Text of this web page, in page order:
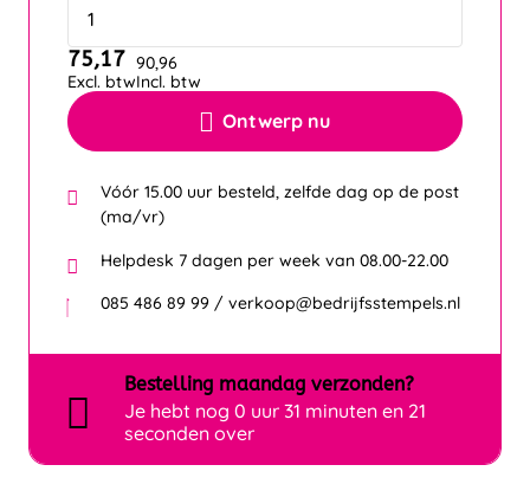
Ontwerp nu
75,17
Excl. btw
90,96
Incl. btw
Vóór 15.00 uur besteld, zelfde dag op de post
(ma/vr)
Helpdesk 7 dagen per week van 08.00-22.00
085 486 89 99 / verkoop@bedrijfsstempels.nl
Bestelling maandag verzonden?
Je hebt nog 0 uur 31 minuten en 21
seconden over